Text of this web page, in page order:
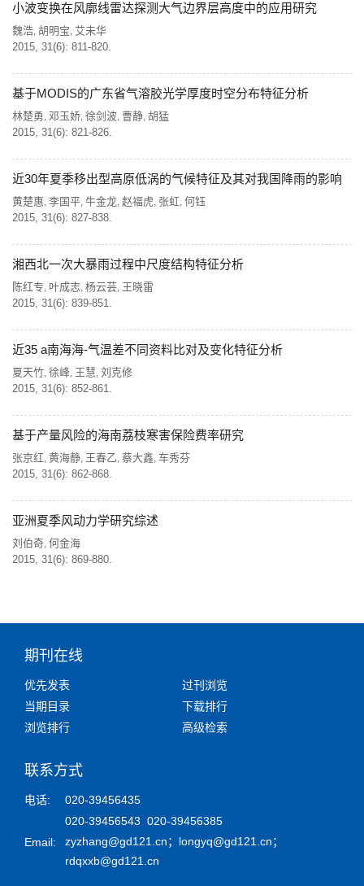
小波变换在风廓线雷达探测大气边界层高度中的应用研究
魏浩, 胡明宝, 艾未华
2015, 31(6): 811-820.
基于MODIS的广东省气溶胶光学厚度时空分布特征分析
林楚勇, 邓玉娇, 徐剑波, 曹静, 胡猛
2015, 31(6): 821-826.
近30年夏季移出型高原低涡的气候特征及其对我国降雨的影响
黄楚惠, 李国平, 牛金龙, 赵福虎, 张虹, 何钰
2015, 31(6): 827-838.
湘西北一次大暴雨过程中尺度结构特征分析
陈红专, 叶成志, 杨云芸, 王晓雷
2015, 31(6): 839-851.
近35 a南海海-气温差不同资料比对及变化特征分析
夏天竹, 徐峰, 王慧, 刘克修
2015, 31(6): 852-861.
基于产量风险的海南荔枝寒害保险费率研究
张京红, 黄海静, 王春乙, 蔡大鑫, 车秀芬
2015, 31(6): 862-868.
亚洲夏季风动力学研究综述
刘伯奇, 何金海
2015, 31(6): 869-880.
期刊在线
优先发表
过刊浏览
当期目录
下载排行
浏览排行
高级检索
联系方式
电话:
020-39456435
020-39456543 020-39456385
Email:
zyzhang@gd121.cn； longyq@gd121.cn；
rdqxxb@gd121.cn